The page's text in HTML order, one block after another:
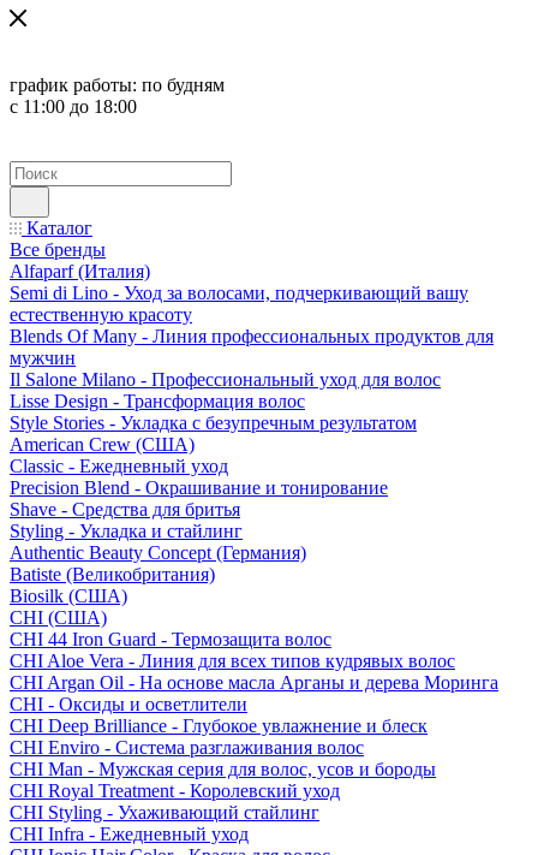
график работы: по будням
с 11:00 до 18:00
Каталог
Все бренды
Alfaparf (Италия)
Semi di Lino - Уход за волосами, подчеркивающий вашу
естественную красоту
Blends Of Many - Линия профессиональных продуктов для
мужчин
Il Salone Milano - Профессиональный уход для волос
Lisse Design - Трансформация волос
Style Stories - Укладка с безупречным результатом
American Crew (США)
Classic - Ежедневный уход
Precision Blend - Окрашивание и тонирование
Shave - Средства для бритья
Styling - Укладка и стайлинг
Authentic Beauty Concept (Германия)
Batiste (Великобритания)
Biosilk (США)
CHI (США)
CHI 44 Iron Guard - Термозащита волос
CHI Aloe Vera - Линия для всех типов кудрявых волос
CHI Argan Oil - На основе масла Арганы и дерева Моринга
CHI - Оксиды и осветлители
CHI Deep Brilliance - Глубокое увлажнение и блеск
CHI Enviro - Система разглаживания волос
CHI Man - Мужская серия для волос, усов и бороды
CHI Royal Treatment - Королевский уход
CHI Styling - Ухаживающий стайлинг
CHI Infra - Ежедневный уход